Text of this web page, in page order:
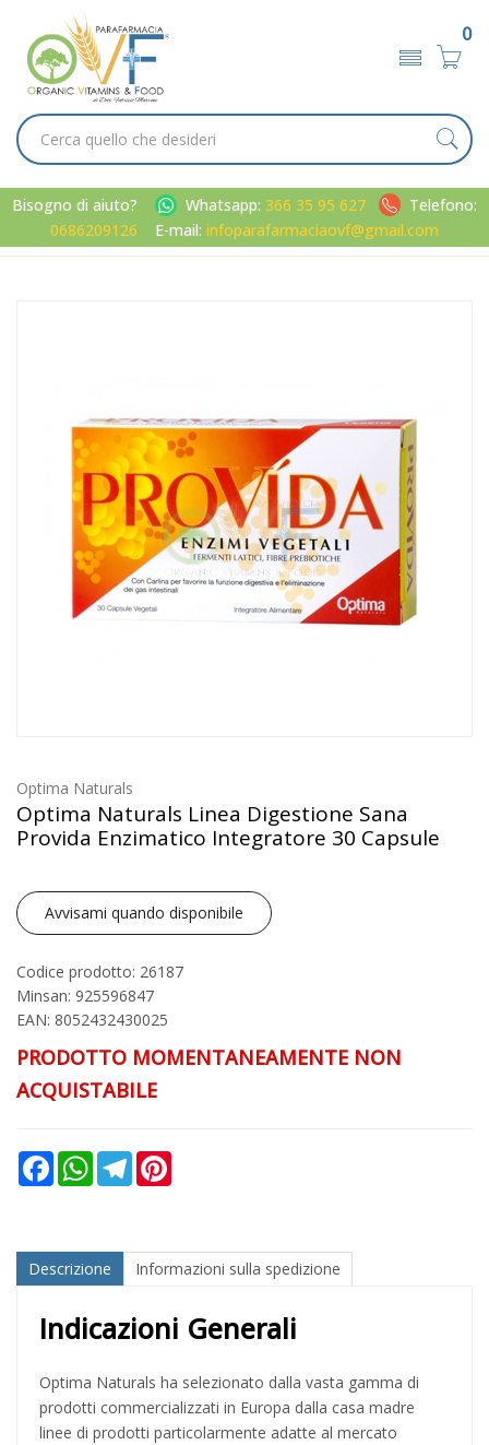
0
Bisogno di aiuto? Whatsapp: 366 35 95 627
Telefono:
0686209126
E-mail: infoparafarmaciaovf@gmail.com
Optima Naturals
Optima Naturals Linea Digestione Sana
Provida Enzimatico Integratore 30 Capsule
Avvisami quando disponibile
Codice prodotto: 26187
Minsan: 925596847
EAN: 8052432430025
PRODOTTO MOMENTANEAMENTE NON
ACQUISTABILE
FacebookWhatsAppTelegram
Descrizione Informazioni sulla spedizione
Indicazioni Generali
Optima Naturals ha selezionato dalla vasta gamma di
prodotti commercializzati in Europa dalla casa madre
linee di prodotti particolarmente adatte al mercato